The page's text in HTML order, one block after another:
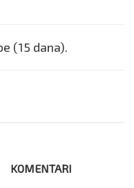
(15 dana).
KOMENTARI